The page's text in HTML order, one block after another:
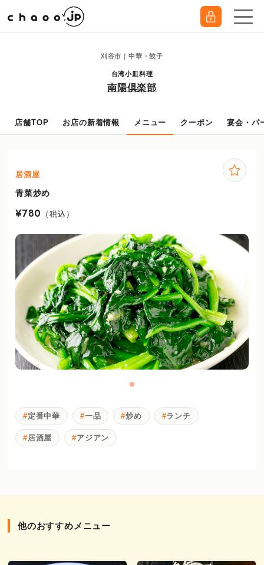
刈谷市｜中華・餃子
台湾小皿料理
南陽倶楽部
店舗TOP お店の新着情報 メニュー クーポン 宴会・パ
居酒屋
青菜炒め
¥780 （税込）
定番中華 一品 炒め ランチ
居酒屋 アジアン
他のおすすめメニュー